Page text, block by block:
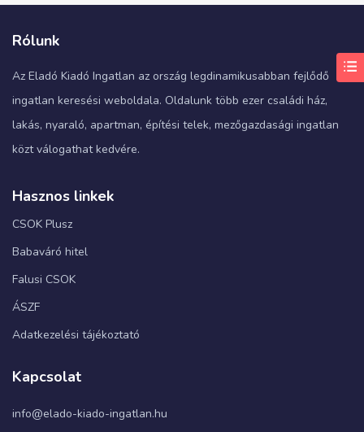
Rólunk
Az Eladó Kiadó Ingatlan az ország legdinamikusabban fejlődő
ingatlan keresési weboldala. Oldalunk több ezer családi ház,
lakás, nyaraló, apartman, építési telek, mezőgazdasági ingatlan
közt válogathat kedvére.
Hasznos linkek
CSOK Plusz
Babaváró hitel
Falusi CSOK
ÁSZF
Adatkezelési tájékoztató
Kapcsolat
info@elado-kiado-ingatlan.hu